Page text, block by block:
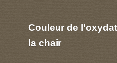
Couleur de
la chair